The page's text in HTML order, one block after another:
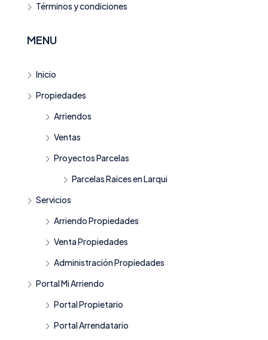
Términos y condiciones
MENU
Inicio
Propiedades
Arriendos
Ventas
Proyectos Parcelas
Parcelas Raices en Larqui
Servicios
Arriendo Propiedades
Venta Propiedades
Administración Propiedades
Portal Mi Arriendo
Portal Propietario
Portal Arrendatario